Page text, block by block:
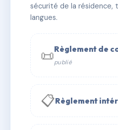
📞 Contacter Syndic
sécurité de la résidence,
langues.
📜Règlement de
publié
📋Règlement